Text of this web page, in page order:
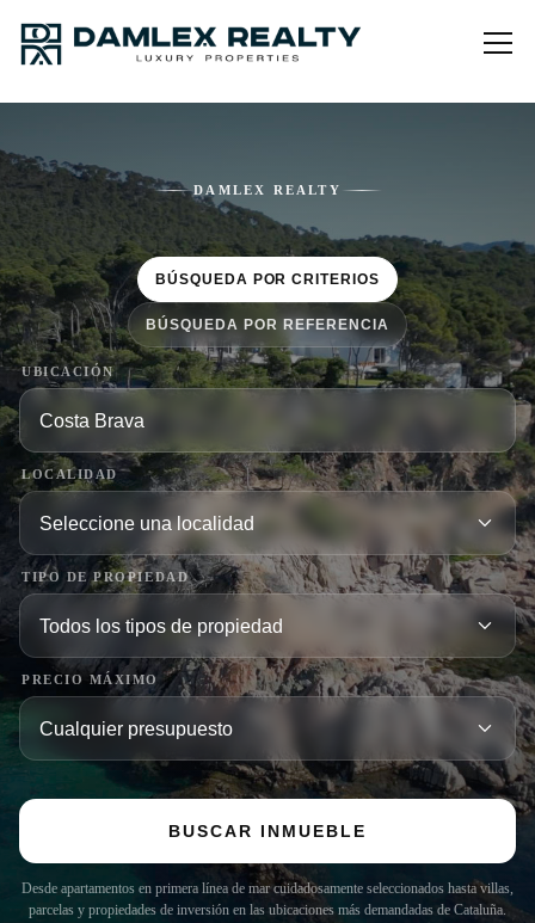
DAMLEX REALTY
BÚSQUEDA POR CRITERIOS
BÚSQUEDA POR REFERENCIA
UBICACIÓN
LOCALIDAD
TIPO DE PROPIEDAD
PRECIO MÁXIMO
BUSCAR INMUEBLE
Desde apartamentos en primera línea de mar cuidadosamente seleccionados hasta villas,
parcelas y propiedades de inversión en las ubicaciones más demandadas de Cataluña.